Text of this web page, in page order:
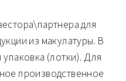
для
из макулатуры. В
(лотки). Для
производственное